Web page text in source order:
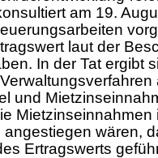
am 19.
laut der
In der Tat ergibt
und
wären,
Ertragswerts